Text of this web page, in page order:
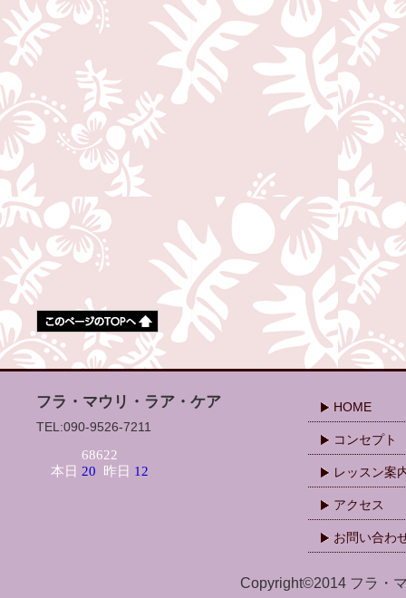
フラ・マウリ・ラア・ケア
TEL:090-9526-7211
HOME
コンセプト
レッスン案
アクセス
お問い合わ
Copyright©2014 フラ・